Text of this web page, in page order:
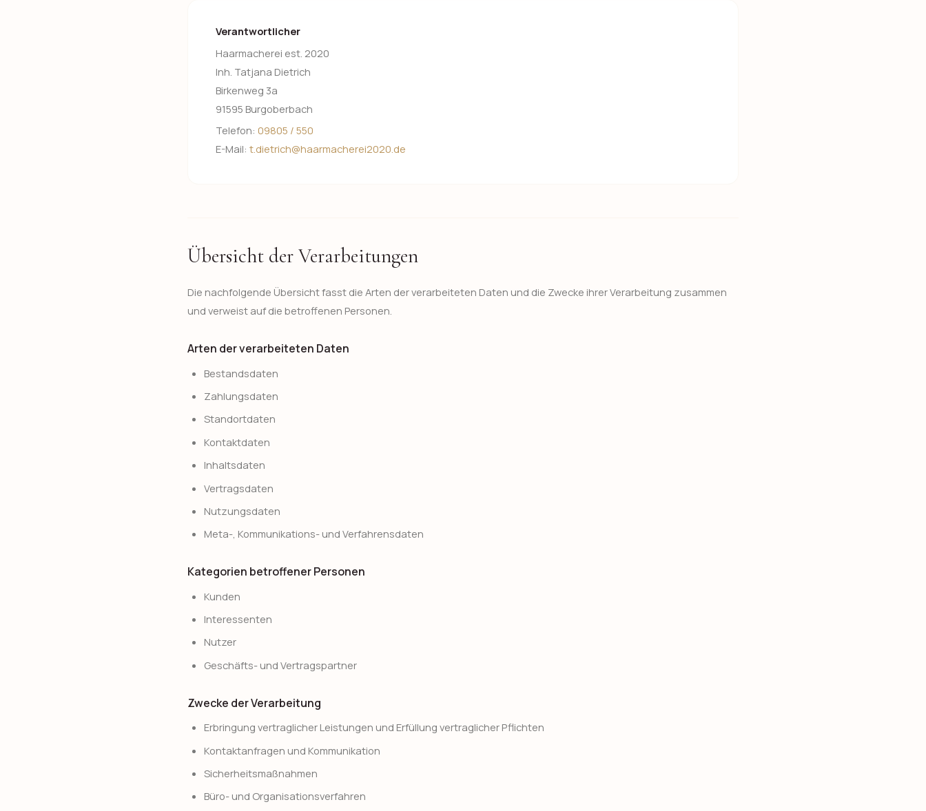
Verantwortlicher
Haarmacherei est. 2020
Inh. Tatjana Dietrich
Birkenweg 3a
91595 Burgoberbach
Telefon: 09805 / 550
E-Mail: t.dietrich@haarmacherei2020.de
Übersicht der Verarbeitungen
Die nachfolgende Übersicht fasst die Arten der verarbeiteten Daten und die Zwecke ihrer Verarbeitung zusammen
und verweist auf die betroffenen Personen.
Arten der verarbeiteten Daten
Bestandsdaten
Zahlungsdaten
Standortdaten
Kontaktdaten
Inhaltsdaten
Vertragsdaten
Nutzungsdaten
Meta-, Kommunikations- und Verfahrensdaten
Kategorien betroffener Personen
Kunden
Interessenten
Nutzer
Geschäfts- und Vertragspartner
Zwecke der Verarbeitung
Erbringung vertraglicher Leistungen und Erfüllung vertraglicher Pflichten
Kontaktanfragen und Kommunikation
Sicherheitsmaßnahmen
Büro- und Organisationsverfahren